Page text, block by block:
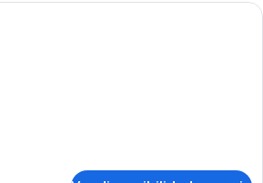
Una habitación de hotel moderna